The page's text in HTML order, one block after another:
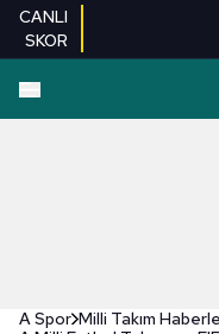
CANLI
SKOR
A Spor Milli Takım